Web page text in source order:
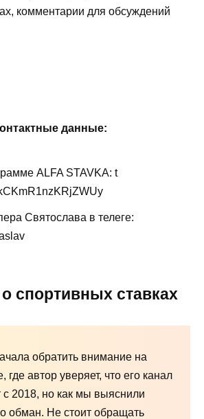
комментарии для обсуждений
данные:
ALFA STAVKA: t
Святослава в телеге:
спортивных ставках
обратить внимание на
где автор уверяет, что его канал
с 2018, но как мы выяснили
обман. Не стоит обращать